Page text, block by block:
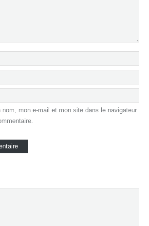
nom, mon e-mail et mon site dans le navigateur